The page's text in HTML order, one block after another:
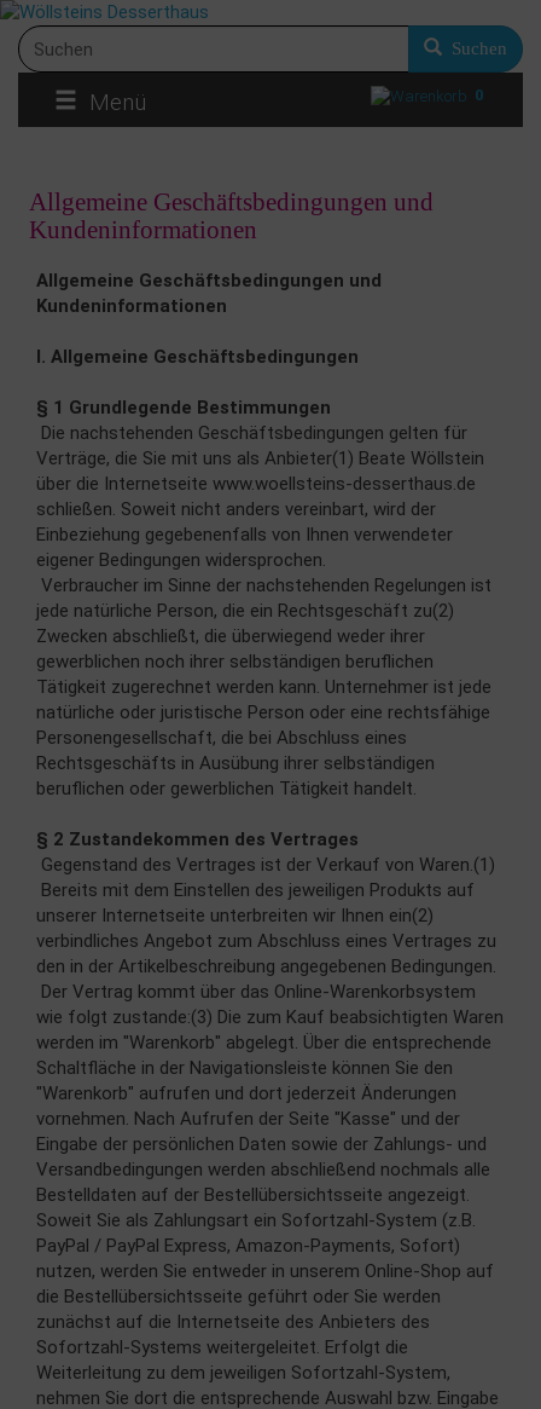
Suchen
Menü 0
Allgemeine Geschäftsbedingungen und
Kundeninformationen
Allgemeine Geschäftsbedingungen und
Kundeninformationen
I. Allgemeine Geschäftsbedingungen
§ 1 Grundlegende Bestimmungen
Die nachstehenden Geschäftsbedingungen gelten für
Verträge, die Sie mit uns als Anbieter(1) Beate Wöllstein
über die Internetseite www.woellsteins-desserthaus.de
schließen. Soweit nicht anders vereinbart, wird der
Einbeziehung gegebenenfalls von Ihnen verwendeter
eigener Bedingungen widersprochen.
Verbraucher im Sinne der nachstehenden Regelungen ist
jede natürliche Person, die ein Rechtsgeschäft zu(2)
Zwecken abschließt, die überwiegend weder ihrer
gewerblichen noch ihrer selbständigen beruflichen
Tätigkeit zugerechnet werden kann. Unternehmer ist jede
natürliche oder juristische Person oder eine rechtsfähige
Personengesellschaft, die bei Abschluss eines
Rechtsgeschäfts in Ausübung ihrer selbständigen
beruflichen oder gewerblichen Tätigkeit handelt.
§ 2 Zustandekommen des Vertrages
Gegenstand des Vertrages ist der Verkauf von Waren.(1)
Bereits mit dem Einstellen des jeweiligen Produkts auf
unserer Internetseite unterbreiten wir Ihnen ein(2)
verbindliches Angebot zum Abschluss eines Vertrages zu
den in der Artikelbeschreibung angegebenen Bedingungen.
Der Vertrag kommt über das Online-Warenkorbsystem
wie folgt zustande:(3) Die zum Kauf beabsichtigten Waren
werden im "Warenkorb" abgelegt. Über die entsprechende
Schaltfläche in der Navigationsleiste können Sie den
"Warenkorb" aufrufen und dort jederzeit Änderungen
vornehmen. Nach Aufrufen der Seite "Kasse" und der
Eingabe der persönlichen Daten sowie der Zahlungs- und
Versandbedingungen werden abschließend nochmals alle
Bestelldaten auf der Bestellübersichtsseite angezeigt.
Soweit Sie als Zahlungsart ein Sofortzahl-System (z.B.
PayPal / PayPal Express, Amazon-Payments, Sofort)
nutzen, werden Sie entweder in unserem Online-Shop auf
die Bestellübersichtsseite geführt oder Sie werden
zunächst auf die Internetseite des Anbieters des
Sofortzahl-Systems weitergeleitet. Erfolgt die
Weiterleitung zu dem jeweiligen Sofortzahl-System,
nehmen Sie dort die entsprechende Auswahl bzw. Eingabe